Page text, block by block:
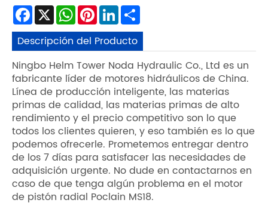
Facebook
X WhatsApp
Pinterest
LinkedIn
Descripción del Producto
Ningbo Helm Tower Noda Hydraulic Co., Ltd es un
fabricante líder de motores hidráulicos de China.
Línea de producción inteligente, las materias
primas de calidad, las materias primas de alto
rendimiento y el precio competitivo son lo que
todos los clientes quieren, y eso también es lo que
podemos ofrecerle. Prometemos entregar dentro
de los 7 días para satisfacer las necesidades de
adquisición urgente. No dude en contactarnos en
caso de que tenga algún problema en el motor
de pistón radial Poclain MS18.